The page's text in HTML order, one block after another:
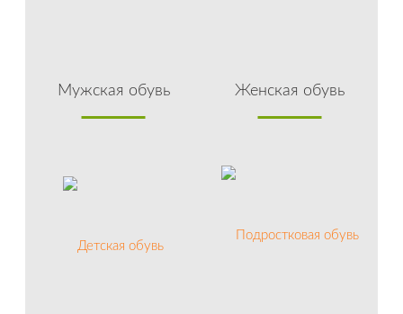
Мужская обувь Женская обувь